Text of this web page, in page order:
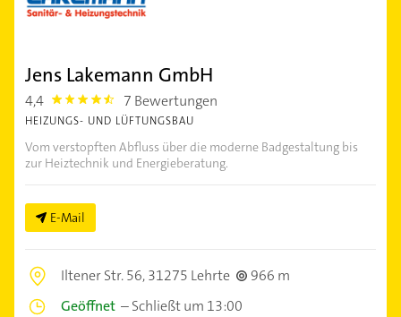
Jens Lakemann GmbH
4,4 4.4 7 Bewertungen
HEIZUNGS- UND LÜFTUNGSBAU
Vom verstopften Abfluss über die moderne Badgestaltung bis
zur Heiztechnik und Energieberatung.
E-Mail
Iltener Str. 56,31275 Lehrte
966 m
Geöffnet –Schließt um 13:00